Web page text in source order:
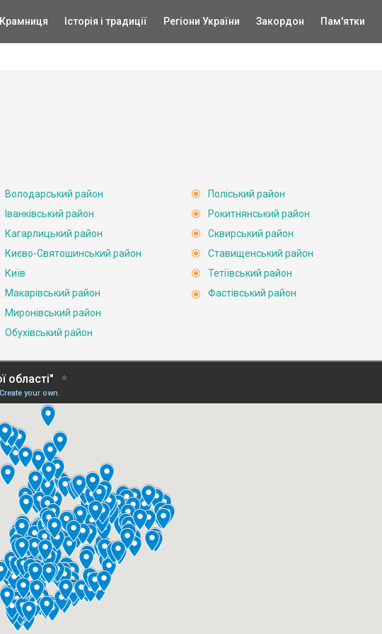
Крамниця Історія і традиції Регіони України Закордон Пам'ятки
Володарський район
Іванківський район
Кагарлицький район
Києво-Святошинський район
Київ
Макарівський район
Миронівський район
Обухівський район
Поліський район
Рокитнянський район
Сквирський район
Ставищенський район
Тетіївський район
Фастівський район